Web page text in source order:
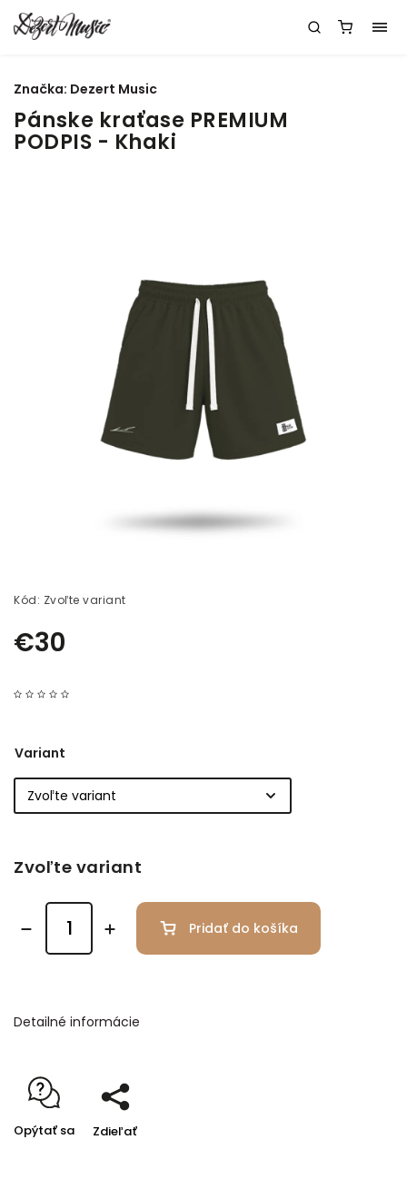
Pánske kraťase PREMIUM
PODPIS - Khaki
Kód: Zvoľte variant
€30
Značka: Dezert Music
Zvoľte variant
Variant
Pridať do košíka
Detailné informácie
Opýtať sa Zdieľať